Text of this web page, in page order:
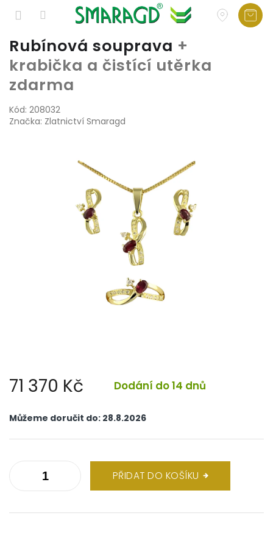
Přejít
obsah
Rubínová souprava +
krabička a čistící utěrka
zdarma
Kód: 208032
Značka: Zlatnictví Smaragd
71 370 Kč Dodání do 14 dnů
cena:
Můžeme doručit do: 28.8.2026
PŘIDAT DO KOŠÍKU